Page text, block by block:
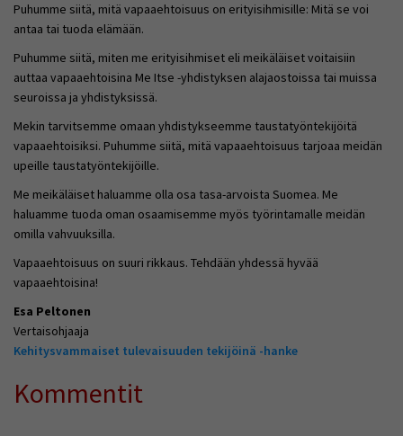
Puhumme siitä, mitä vapaaehtoisuus on erityisihmisille: Mitä se voi
antaa tai tuoda elämään.
Puhumme siitä, miten me erityisihmiset eli meikäläiset voitaisiin
auttaa vapaaehtoisina Me Itse -yhdistyksen alajaostoissa tai muissa
seuroissa ja yhdistyksissä.
Mekin tarvitsemme omaan yhdistykseemme taustatyöntekijöitä
vapaaehtoisiksi. Puhumme siitä, mitä vapaaehtoisuus tarjoaa meidän
upeille taustatyöntekijöille.
Me meikäläiset haluamme olla osa tasa-arvoista Suomea. Me
haluamme tuoda oman osaamisemme myös työrintamalle meidän
omilla vahvuuksilla.
Vapaaehtoisuus on suuri rikkaus. Tehdään yhdessä hyvää
vapaaehtoisina!
Esa Peltonen
Vertaisohjaaja
Kehitysvammaiset tulevaisuuden tekijöinä -hanke
Kommentit